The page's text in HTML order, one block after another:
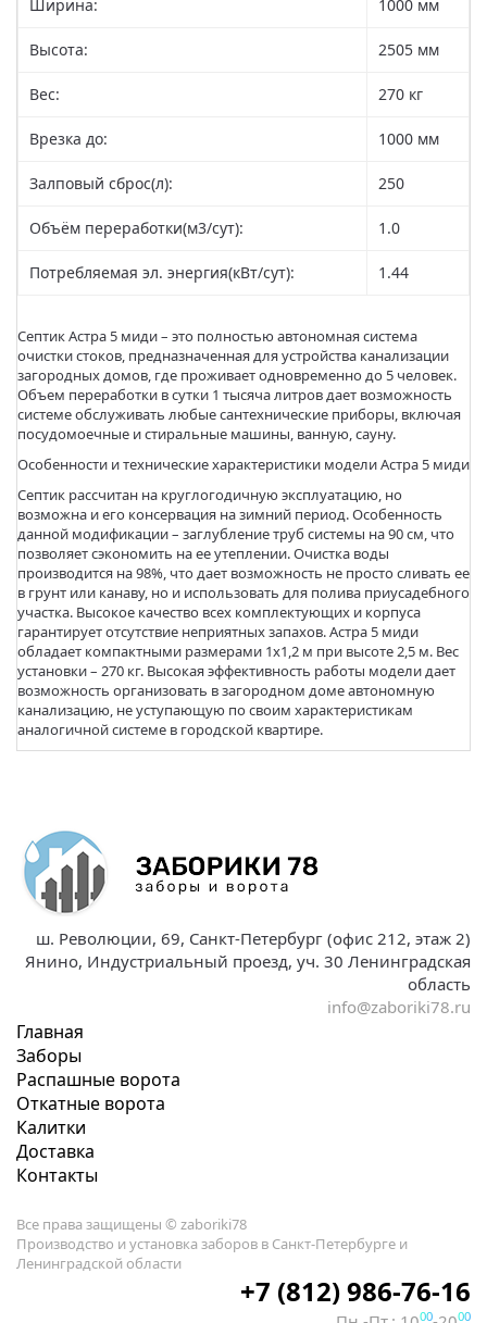
Ширина: 1000 мм
Высота: 2505 мм
Вес: 270 кг
Врезка до: 1000 мм
Залповый сброс(л): 250
Объём переработки(м3/сут): 1.0
Потребляемая эл. энергия(кВт/сут): 1.44
Септик Астра 5 миди – это полностью автономная система
очистки стоков, предназначенная для устройства канализации
загородных домов, где проживает одновременно до 5 человек.
Объем переработки в сутки 1 тысяча литров дает возможность
системе обслуживать любые сантехнические приборы, включая
посудомоечные и стиральные машины, ванную, сауну.
Особенности и технические характеристики модели Астра 5 миди
Септик рассчитан на круглогодичную эксплуатацию, но
возможна и его консервация на зимний период. Особенность
данной модификации – заглубление труб системы на 90 см, что
позволяет сэкономить на ее утеплении. Очистка воды
производится на 98%, что дает возможность не просто сливать ее
в грунт или канаву, но и использовать для полива приусадебного
участка. Высокое качество всех комплектующих и корпуса
гарантирует отсутствие неприятных запахов. Астра 5 миди
обладает компактными размерами 1х1,2 м при высоте 2,5 м. Вес
установки – 270 кг. Высокая эффективность работы модели дает
возможность организовать в загородном доме автономную
канализацию, не уступающую по своим характеристикам
аналогичной системе в городской квартире.
ш. Революции, 69, Санкт-Петербург (офис 212, этаж 2)
Янино, Индустриальный проезд, уч. 30 Ленинградская
область
info@zaboriki78.ru
Главная
Заборы
Распашные ворота
Откатные ворота
Калитки
Доставка
Контакты
Все права защищены © zaboriki78
Производство и установка заборов в Санкт-Петербурге и
Ленинградской области
+7 (812) 986-76-16
00 00